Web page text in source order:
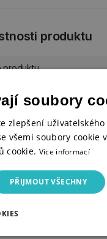
produktu
produktu
razítka
soubory
zlepšení
všemi soubory cookie
cookie. Více informací
PŘIJMOUT VŠECHNY